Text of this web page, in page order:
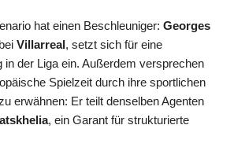
hat einen Beschleuniger: Georges
Villarreal, setzt sich für eine
in der Liga ein. Außerdem versprechen
Spielzeit durch ihre sportlichen
erwähnen: Er teilt denselben Agenten
, ein Garant für strukturierte